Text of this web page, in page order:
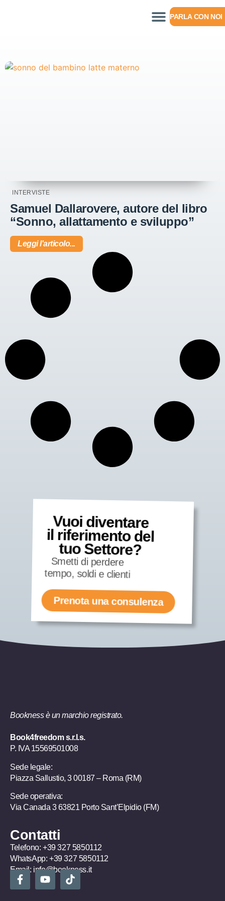
PARLA CON NOI
INTERVISTE
Samuel Dallarovere, autore del libro
“Sonno, allattamento e sviluppo”
Leggi l'articolo...
Vuoi diventare
il riferimento del
tuo Settore?
Smetti di perdere
tempo, soldi e clienti
Prenota una consulenza
Bookness è un marchio registrato.
Book4freedom s.r.l.s.
P. IVA ​15569501008
Sede legale:
Piazza Sallustio, 3 00187 – Roma (RM)
Sede operativa:
Via Canada 3 63821 Porto Sant’Elpidio (FM)
Contatti
Telefono: +39 327 5850112
WhatsApp: +39 327 5850112
Email: info@bookness.it